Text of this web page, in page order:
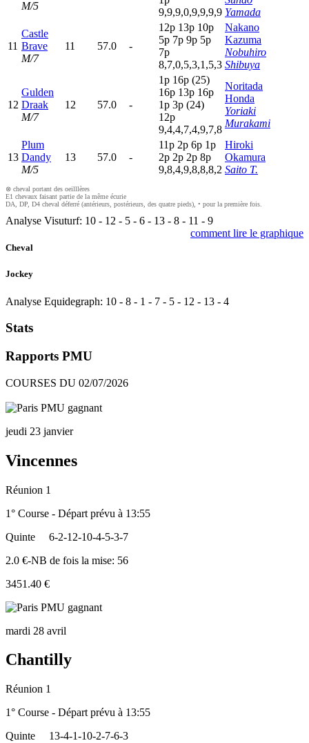
M/5
9,9,9,0,9,9,9,9 Yamada
11
Castle
Brave
M/7
11 57.0 -
12p 13p 10p
5p 7p 9p 5p
7p
8,7,0,5,3,1,5,3
Nakano
Kazuma
Nobuhiro
Shibuya
12
Gulden
Draak
M/7
12 57.0 -
1p 16p (25)
16p 13p 16p
1p 3p (24)
12p
9,4,4,7,4,9,7,8
Noritada
Honda
Yoriaki
Murakami
13
Plum
Dandy
M/5
13 57.0 -
11p 2p 6p 1p
2p 2p 2p 8p
9,8,4,9,8,8,8,2
Hiroki
Okamura
Saito T.
⊗ cheval portant des oeilllères
E1 chevaux faisant partie de la même écurie
DA, DP, D4 cheval déferré (antérieurs, postérieurs, des quatre pieds), • pour la première fois.
Analyse Visuturf: 10 - 12 - 5 - 6 - 13 - 8 - 11 - 9
comment lire le graphique
Cheval
Jockey
Analyse Equidegraph: 10 - 8 - 1 - 7 - 5 - 12 - 13 - 4
Stats
Rapports PMU
COURSES DU 02/07/2026
jeudi 23 janvier
Vincennes
Réunion 1
1° Course - Départ prévu à 13:55
Quinte
6-2-12-10-4-5-3-7
2.0 €-NB de fois la mise: 56
3451.40 €
mardi 28 avril
Chantilly
Réunion 1
1° Course - Départ prévu à 13:55
Quinte
13-4-1-10-2-7-6-3